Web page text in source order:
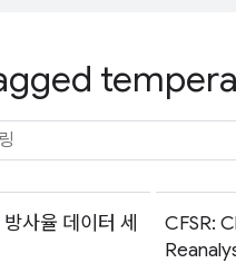
사율 데이터 세
CFSR: